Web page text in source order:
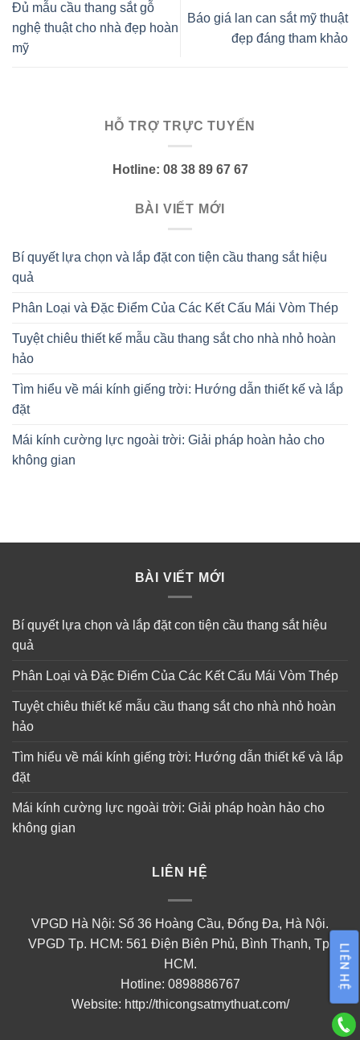
Đủ mẫu cầu thang sắt gỗ
nghệ thuật cho nhà đẹp hoàn
mỹ
Báo giá lan can sắt mỹ thuật
đẹp đáng tham khảo
HỖ TRỢ TRỰC TUYẾN
Hotline: 08 38 89 67 67
BÀI VIẾT MỚI
Bí quyết lựa chọn và lắp đặt con tiện cầu thang sắt hiệu
quả
Phân Loại và Đặc Điểm Của Các Kết Cấu Mái Vòm Thép
Tuyệt chiêu thiết kế mẫu cầu thang sắt cho nhà nhỏ hoàn
hảo
Tìm hiểu về mái kính giếng trời: Hướng dẫn thiết kế và lắp
đặt
Mái kính cường lực ngoài trời: Giải pháp hoàn hảo cho
không gian
LIÊN HỆ
BÀI VIẾT MỚI
Bí quyết lựa chọn và lắp đặt con tiện cầu thang sắt hiệu
quả
Phân Loại và Đặc Điểm Của Các Kết Cấu Mái Vòm Thép
Tuyệt chiêu thiết kế mẫu cầu thang sắt cho nhà nhỏ hoàn
hảo
Tìm hiểu về mái kính giếng trời: Hướng dẫn thiết kế và lắp
đặt
Mái kính cường lực ngoài trời: Giải pháp hoàn hảo cho
không gian
LIÊN HỆ
VPGD Hà Nội: Số 36 Hoàng Cầu, Đống Đa, Hà Nội.
VPGD Tp. HCM: 561 Điện Biên Phủ, Bình Thạnh, Tp.
HCM.
Hotline: 0898886767
Website: http://thicongsatmythuat.com/